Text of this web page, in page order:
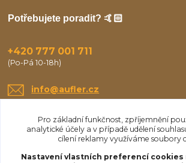
Potřebujete poradit? 🤙🏻
+420 777 001 711
(Po-Pá 10-18h)
info@aufler.cz
Pro základní funkčnost, zpříjemnění
analytické účely a v případě udělení
cílení reklamy využíváme soubory
Nastavení vlastních preferencí cookies